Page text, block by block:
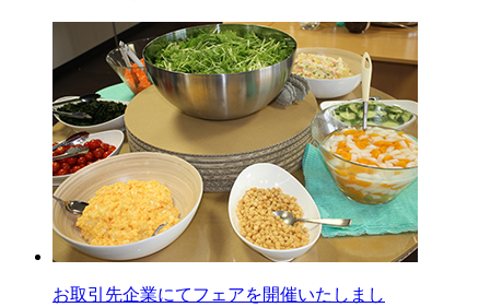
お取引先企業にてフェアを開催いたしまし